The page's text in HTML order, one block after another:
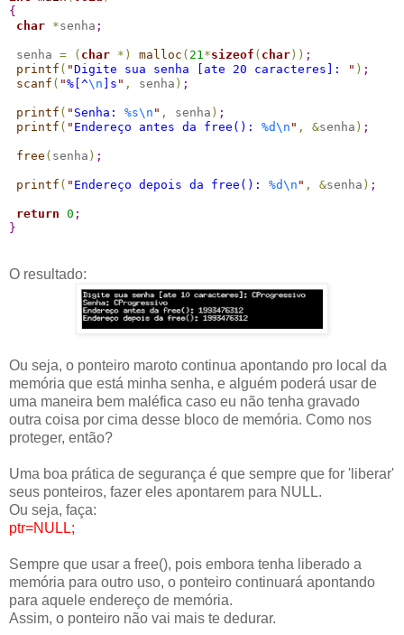
{
char *senha ;
senha = ( char * ) malloc ( 21 *sizeof ( char ) ) ;
printf ( "Digite sua senha [ate 20 caracteres]: " ) ;
scanf ( "%[^\n ]s " , senha ) ;
printf ( " Senha: %s\n " , senha ) ;
printf ( " Endereço antes da free(): %d\n " , &senha ) ;
free ( senha ) ;
printf ( " Endereço depois da free(): %d\n " , &senha ) ;
return 0 ;
}
O resultado:
Ou seja, o ponteiro maroto continua apontando pro local da
memória que está minha senha, e alguém poderá usar de
uma maneira bem maléfica caso eu não tenha gravado
outra coisa por cima desse bloco de memória. Como nos
proteger, então?
Uma boa prática de segurança é que sempre que for 'liberar'
seus ponteiros, fazer eles apontarem para NULL.
Ou seja, faça:
ptr=NULL;
Sempre que usar a free(), pois embora tenha liberado a
memória para outro uso, o ponteiro continuará apontando
para aquele endereço de memória.
Assim, o ponteiro não vai mais te dedurar.